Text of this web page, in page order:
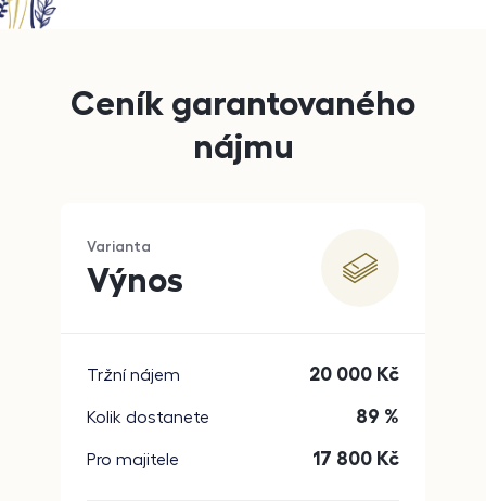
Ceník garantovaného
nájmu
Varianta
Výnos
Tržní nájem 20 000 Kč
Kolik dostanete 89 %
Pro majitele 17 800 Kč